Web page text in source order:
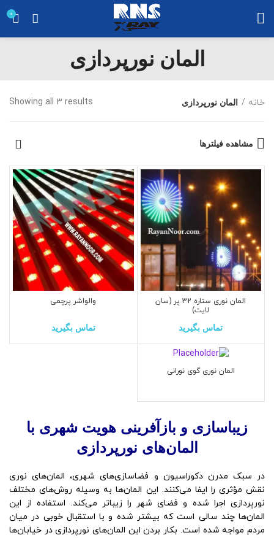
0
المان نورپردازی
خانه المان نورپردازی Showing all 3 results
مشاهده فیلترها
المان نوری ستاره 32 پر (سان
لایت)
تماس بگیرید
والواشر پرچمی
تماس بگیرید
المان نوری گوی نورانی
زیباسازی و بازآفرینی هویت شهری با
المان‌های نورپردازی
در سبک مدرن دکوراسیون و فضاسازی‌های شهری، المان‌های نوری
نقش مؤثری را ایفا می‌کنند. این المان‌ها به وسیله روش‌های مختلف
نورپردازی اجرا شده و فضای شهر را زیباتر می‌کند. استفاده از این
المان‌ها چند سالی است که بیشتر شده و با استقبال خوبی در میان
مردم مواجه شده است. بکار بردن این المان‌های نورپردازی در خیابان‌ها